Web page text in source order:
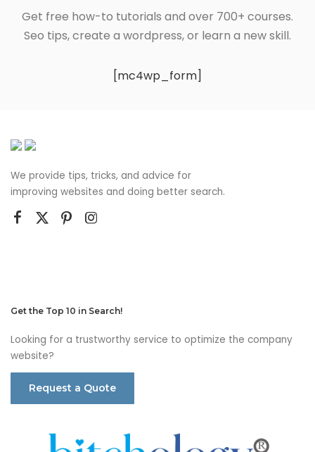
Get free how-to tutorials and over 700+ courses.
Seo tips, create a wordpress, or learn a new skill.
[mc4wp_form]
We provide tips, tricks, and advice for
improving websites and doing better search.
Get the Top 10 in Search!
Looking for a trustworthy service to optimize the company
website?
Request a Quote